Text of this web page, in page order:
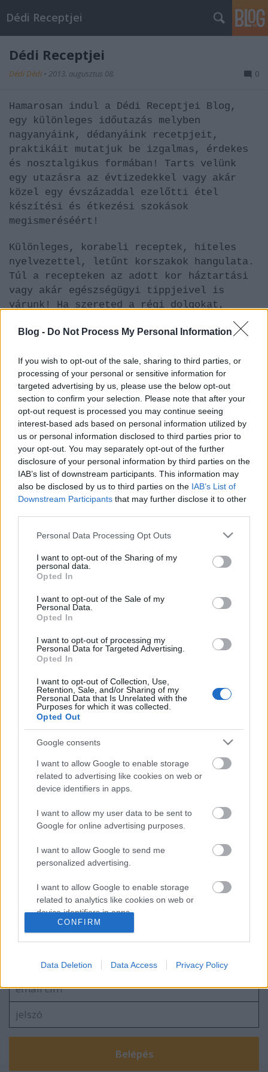
Blog - Do Not Process My Personal Information
If you wish to opt-out of the sale, sharing to third parties, or
processing of your personal or sensitive information for
targeted advertising by us, please use the below opt-out
section to confirm your selection. Please note that after your
opt-out request is processed you may continue seeing
interest-based ads based on personal information utilized by
us or personal information disclosed to third parties prior to
your opt-out. You may separately opt-out of the further
disclosure of your personal information by third parties on the
IAB’s list of downstream participants. This information may
also be disclosed by us to third parties on the IAB’s List of
Downstream Participants that may further disclose it to other
Please note that this website/app uses one or more Google
not limited to your visit or usage behaviour. You may click to
grant or deny consent to Google and its third-party tags to
use your data for below specified purposes in below Google
consent section.
Personal Data Processing Opt Outs
I want to opt-out of the Sharing of my
personal data.
Opted In
I want to opt-out of the Sale of my
Personal Data.
Opted In
I want to opt-out of processing my
Personal Data for Targeted Advertising.
Opted In
I want to opt-out of Collection, Use,
Retention, Sale, and/or Sharing of my
Personal Data that Is Unrelated with the
Purposes for which it was collected.
Opted Out
Google consents
I want to allow Google to enable storage
related to advertising like cookies on web or
device identifiers in apps.
I want to allow my user data to be sent to
Google for online advertising purposes.
I want to allow Google to send me
personalized advertising.
I want to allow Google to enable storage
related to analytics like cookies on web or
device identifiers in apps.
related to personalization.
I want to allow Google to enable storage
functionality and fraud prevention, and other
CONFIRM
Data Deletion Data Access Privacy Policy
Dédi Receptjei
Dédi Receptjei
Dédi Dédi • 2013. augusztus 08. 0
Hamarosan indul a Dédi Receptjei Blog,
egy különleges időutazás melyben
nagyanyáink, dédanyáink recetpjeit,
praktikáit mutatjuk be izgalmas, érdekes
és nosztalgikus formában! Tarts velünk
egy utazásra az évtizedekkel vagy akár
közel egy évszázaddal ezelőtti étel
készítési és étkezési szokások
megismeréséért!
Különleges, korabeli receptek, hiteles
nyelvezettel, letűnt korszakok hangulata.
Túl a recepteken az adott kor háztartási
vagy akár egészségügyi tippjeivel is
várunk! Ha szereted a régi dolgokat,
recepteket, a régi idők hangulatát akkor
nézz vissza hozzánk időről időre. Az
mindenkinek aki imád főzni és
szeretettel, nosztalgiával gondol a közél
és régmúltra.
Címkék: receptek nosztalgia régi idők praktikák
dédi
receptjei háztartási trükkök
Ajánlott bejegyzések:
Szex, kábítószer és Gloria Gaynor. A
Studio 54
büntetésére használtak
Észak-Korea ahogy még sohasem láttad
A divat örök - Rocksztárok neglizsében
A gyengédség pillanatai - fotók a frontról
blog.hu facebook
Szólj hozzá!
A hozzászóláshoz be kell lépned!